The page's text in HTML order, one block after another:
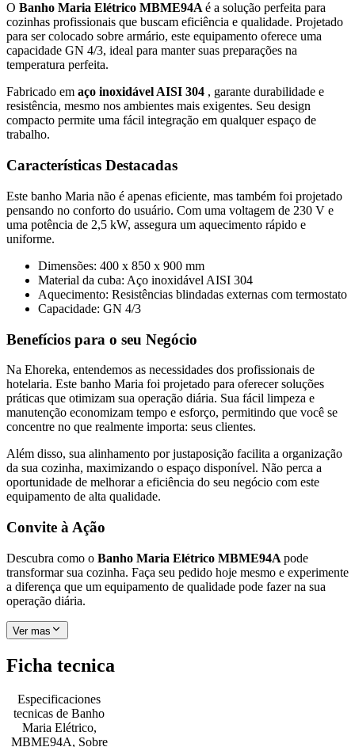
O Banho Maria Elétrico MBME94Aé a solução perfeita para
cozinhas profissionais que buscam eficiência e qualidade. Projetado
para ser colocado sobre armário, este equipamento oferece uma
capacidade GN 4/3, ideal para manter suas preparações na
temperatura perfeita.
Fabricado em aço inoxidável AISI 304 , garante durabilidade e
resistência, mesmo nos ambientes mais exigentes. Seu design
compacto permite uma fácil integração em qualquer espaço de
trabalho.
Características Destacadas
Este banho Maria não é apenas eficiente, mas também foi projetado
pensando no conforto do usuário. Com uma voltagem de 230 V e
uma potência de 2,5 kW, assegura um aquecimento rápido e
uniforme.
Dimensões: 400 x 850 x 900 mm
Material da cuba: Aço inoxidável AISI 304
Aquecimento: Resistências blindadas externas com termostato
Capacidade: GN 4/3
Benefícios para o seu Negócio
Na Ehoreka, entendemos as necessidades dos profissionais de
hotelaria. Este banho Maria foi projetado para oferecer soluções
práticas que otimizam sua operação diária. Sua fácil limpeza e
manutenção economizam tempo e esforço, permitindo que você se
concentre no que realmente importa: seus clientes.
Além disso, sua alinhamento por justaposição facilita a organização
da sua cozinha, maximizando o espaço disponível. Não perca a
oportunidade de melhorar a eficiência do seu negócio com este
equipamento de alta qualidade.
Convite à Ação
Descubra como o Banho Maria Elétrico MBME94A pode
transformar sua cozinha. Faça seu pedido hoje mesmo e experimente
a diferença que um equipamento de qualidade pode fazer na sua
operação diária.
Ver mas
Ficha tecnica
Especificaciones
tecnicas de Banho
Maria Elétrico,
MBME94A, Sobre